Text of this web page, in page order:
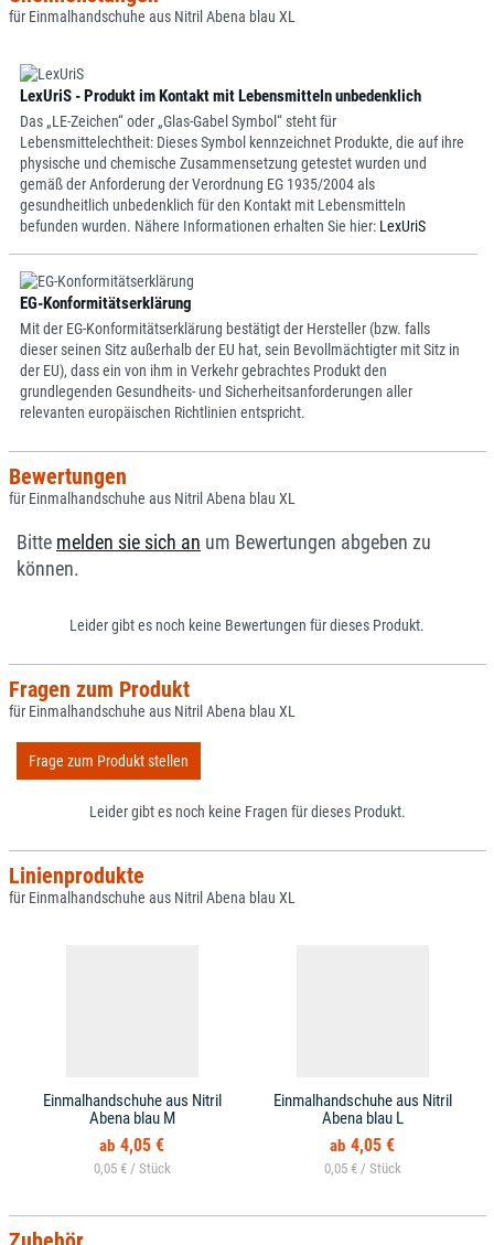
für Einmalhandschuhe aus Nitril Abena blau XL
LexUriS - Produkt im Kontakt mit Lebensmitteln unbedenklich
Das „LE-Zeichen“ oder „Glas-Gabel Symbol“ steht für
Lebensmittelechtheit: Dieses Symbol kennzeichnet Produkte, die auf ihre
physische und chemische Zusammensetzung getestet wurden und
gemäß der Anforderung der Verordnung EG 1935/2004 als
gesundheitlich unbedenklich für den Kontakt mit Lebensmitteln
befunden wurden. Nähere Informationen erhalten Sie hier: LexUriS
EG-Konformitätserklärung
Mit der EG-Konformitätserklärung bestätigt der Hersteller (bzw. falls
dieser seinen Sitz außerhalb der EU hat, sein Bevollmächtigter mit Sitz in
der EU), dass ein von ihm in Verkehr gebrachtes Produkt den
grundlegenden Gesundheits- und Sicherheitsanforderungen aller
relevanten europäischen Richtlinien entspricht.
Bewertungen
für Einmalhandschuhe aus Nitril Abena blau XL
Bitte melden sie sich an um Bewertungen abgeben zu
können.
Leider gibt es noch keine Bewertungen für dieses Produkt.
Fragen zum Produkt
für Einmalhandschuhe aus Nitril Abena blau XL
Frage zum Produkt stellen
Leider gibt es noch keine Fragen für dieses Produkt.
Linienprodukte
für Einmalhandschuhe aus Nitril Abena blau XL
Einmalhandschuhe aus Nitril
Abena blau M
4,05 €
0,05 € /
Einmalhandschuhe aus Nitril
Abena blau L
4,05 €
0,05 € /